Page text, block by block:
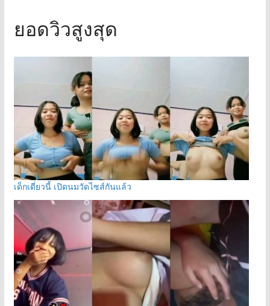
ยอดวิวสูงสุด
เด็กเดี่ยวนี้ เปิดนมวัดไซส์กันแล้ว